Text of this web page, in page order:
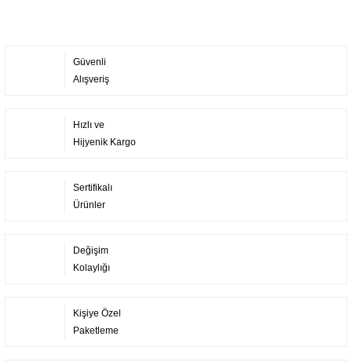
Güvenli
Alışveriş
Hızlı ve
Hijyenik Kargo
Sertifikalı
Ürünler
Değişim
Kolaylığı
Kişiye Özel
Paketleme